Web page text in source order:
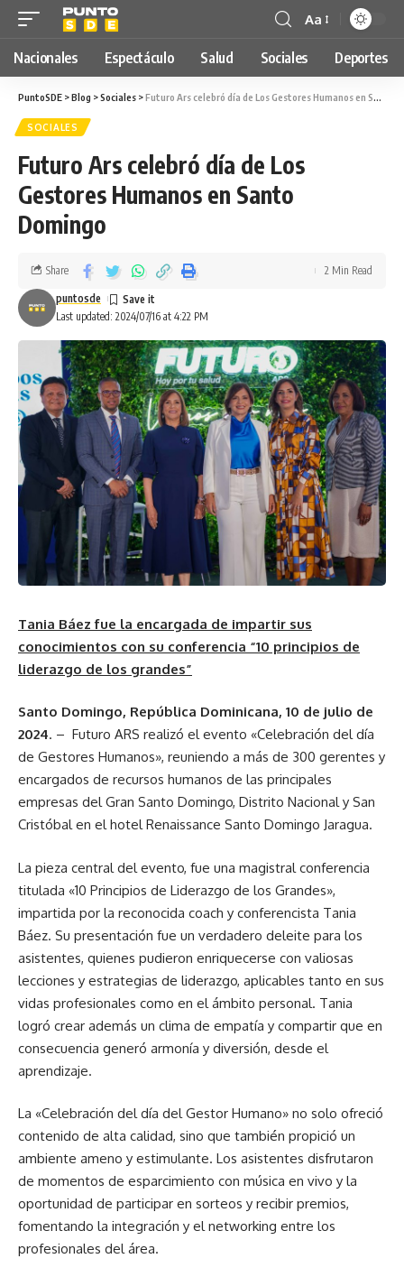
Aa
Nacionales Espectáculo Salud Sociales Deportes
PuntoSDE >Blog >Sociales >Futuro Ars celebró día de Los Gestores Humanos en Santo Domingo
SOCIALES
Futuro Ars celebró día de Los
Gestores Humanos en Santo
Domingo
Last updated: 2024/07/16 at 4:22 PM
puntosde
Share 2 Min Read
Tania Báez fue la encargada de impartir sus
conocimientos con su conferencia “10 principios de
liderazgo de los grandes”
Santo Domingo, República Dominicana, 10 de julio de
2024. – Futuro ARS realizó el evento «Celebración del día
de Gestores Humanos», reuniendo a más de 300 gerentes y
encargados de recursos humanos de las principales
empresas del Gran Santo Domingo, Distrito Nacional y San
Cristóbal en el hotel Renaissance Santo Domingo Jaragua.
La pieza central del evento, fue una magistral conferencia
titulada «10 Principios de Liderazgo de los Grandes»,
impartida por la reconocida coach y conferencista Tania
Báez. Su presentación fue un verdadero deleite para los
asistentes, quienes pudieron enriquecerse con valiosas
lecciones y estrategias de liderazgo, aplicables tanto en sus
vidas profesionales como en el ámbito personal. Tania
logró crear además un clima de empatía y compartir que en
consecuencia generó armonía y diversión, desde el
aprendizaje.
La «Celebración del día del Gestor Humano» no solo ofreció
contenido de alta calidad, sino que también propició un
ambiente ameno y estimulante. Los asistentes disfrutaron
de momentos de esparcimiento con música en vivo y la
oportunidad de participar en sorteos y recibir premios,
fomentando la integración y el networking entre los
profesionales del área.